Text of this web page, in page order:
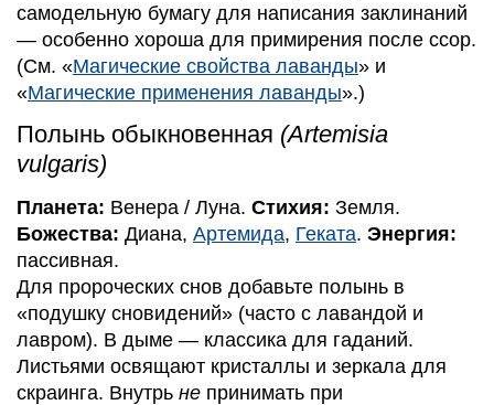
самодельную бумагу для написания заклинаний
— особенно хороша для примирения после ссор.
(См. «Магические свойства лаванды» и
«Магические применения лаванды».)
Полынь обыкновенная (Artemisia
vulgaris)
Планета: Венера / Луна. Стихия: Земля.
Божества: Диана, Артемида, Геката. Энергия:
пассивная.
Для пророческих снов добавьте полынь в
«подушку сновидений» (часто с лавандой и
лавром). В дыме — классика для гаданий.
Листьями освящают кристаллы и зеркала для
скраинга. Внутрь не принимать при